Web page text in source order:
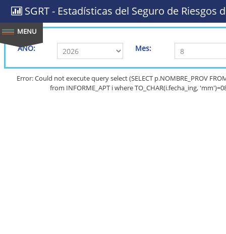
SGRT - Estadísticas del Seguro de Riesgos
AÑO: Mes:
Error: Could not execute query select (SELECT p.NOMBRE_PROV
from INFORME_APT i where TO_CHAR(i.fecha_ing,